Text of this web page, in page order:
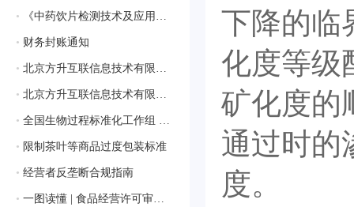
• 《中药饮片检测技术及应用》蓝皮书生态合作伙伴征集启动会圆满落幕，共绘行业新蓝图
• 财务封账通知
• 北京方升互联信息技术有限公司顺利通过质量管理体系认证
• 北京方升互联信息技术有限公司顺利通过ISO/IEC 27001:2022信息安全管理体系认证
• 全国生物过程标准化工作组 获批成立
• 限制茶叶等商品过度包装标准
• 经营者反垄断合规指南
• 一图读懂 | 食品经营许可审查通则
下降的临
化度等级
矿化度的
通过时的
度。